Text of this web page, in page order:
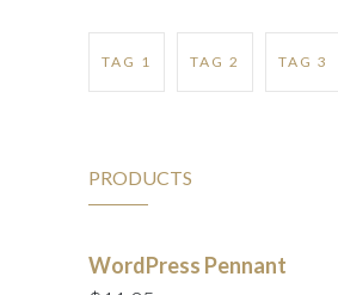
TAG 1 TAG 2 TAG 3
PRODUCTS
WordPress Pennant